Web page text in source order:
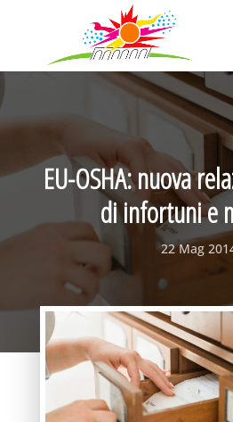
EU-OSHA: nuova
di infortuni e
22 Mag